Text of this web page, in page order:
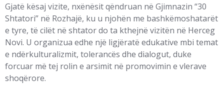
Gjatë kësaj vizite, nxënësit qëndruan në Gjimnazin “30
Shtatori” në Rozhajë, ku u njohën me bashkëmoshatarët
e tyre, të cilët në shtator do ta kthejnë vizitën në Herceg
Novi. U organizua edhe një ligjëratë edukative mbi temat
e ndërkulturalizmit, tolerancës dhe dialogut, duke
forcuar më tej rolin e arsimit në promovimin e vlerave
shoqërore.